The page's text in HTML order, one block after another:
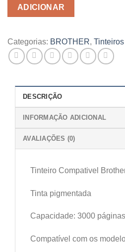
LC3237
XL
ADICIONAR
Categorias: BROTHER,
DESCRIÇÃO
INFORMAÇÃO ADICIONAL
AVALIAÇÕES (0)
Tinteiro Compativel
Tinta pigmentada
Capacidade: 3000 páginas
Compatível com os